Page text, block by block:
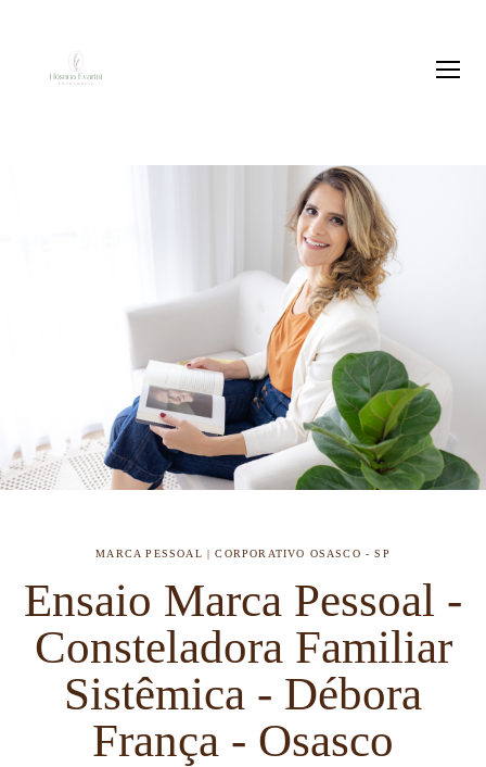
MARCA PESSOAL | CORPORATIVO OSASCO - SP
Ensaio Marca Pessoal -
Consteladora Familiar
Sistêmica - Débora
França - Osasco